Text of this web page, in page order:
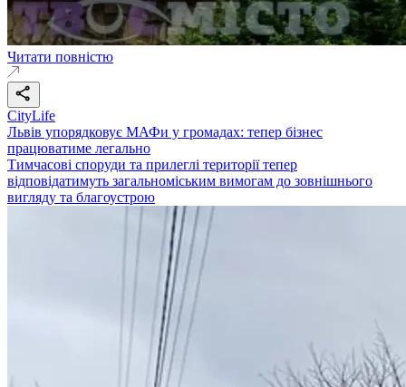
Читати повністю
CityLife
Львів упорядковує МАФи у громадах: тепер бізнес
працюватиме легально
Тимчасові споруди та прилеглі території тепер
відповідатимуть загальноміським вимогам до зовнішнього
вигляду та благоустрою